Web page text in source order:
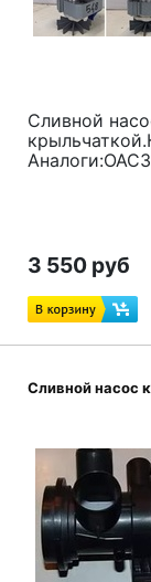
Сливной
3 550 руб
Сливной насос